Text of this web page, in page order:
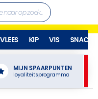
VLEES KIP VIS SNACKS
MIJN SPAARPUNTEN
loyaliteitsprogramma